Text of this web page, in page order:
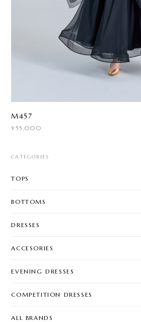
M457
¥55,000
CATEGORIES
TOPS
BOTTOMS
DRESSES
ACCESORIES
EVENING DRESSES
COMPETITION DRESSES
ALL BRANDS